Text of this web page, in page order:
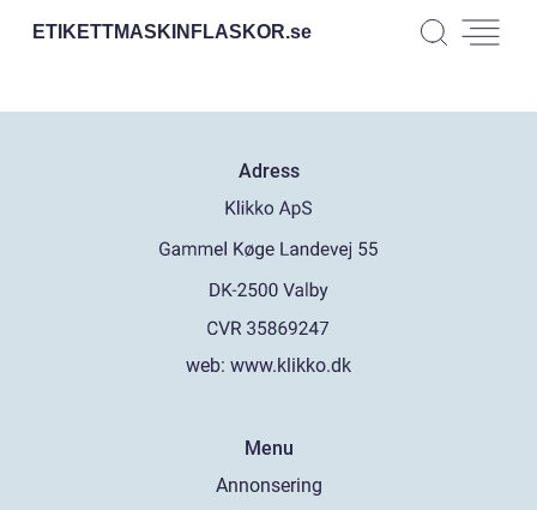
ETIKETTMASKINFLASKOR.se
Adress
web: www.klikko.dk
Menu
Annonsering